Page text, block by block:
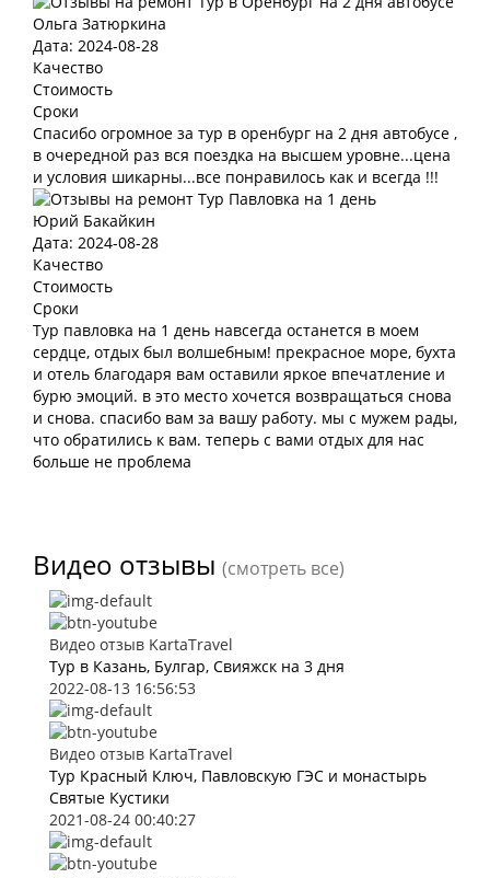
Ольга Затюркина
Дата: 2024-08-28
Качество
Стоимость
Сроки
Спасибо огромное за тур в оренбург на 2 дня автобусе ,
в очередной раз вся поездка на высшем уровне...цена
и условия шикарны...все понравилось как и всегда !!!
Юрий Бакайкин
Дата: 2024-08-28
Качество
Стоимость
Сроки
Тур павловка на 1 день навсегда останется в моем
сердце, отдых был волшебным! прекрасное море, бухта
и отель благодаря вам оставили яркое впечатление и
бурю эмоций. в это место хочется возвращаться снова
и снова. спасибо вам за вашу работу. мы с мужем рады,
что обратились к вам. теперь с вами отдых для нас
больше не проблема
Видео отзывы (смотреть все)
Видео отзыв KartaTravel
Тур в Казань, Булгар, Свияжск на 3 дня
2022-08-13 16:56:53
Видео отзыв KartaTravel
Тур Красный Ключ, Павловскую ГЭС и монастырь
Святые Кустики
2021-08-24 00:40:27